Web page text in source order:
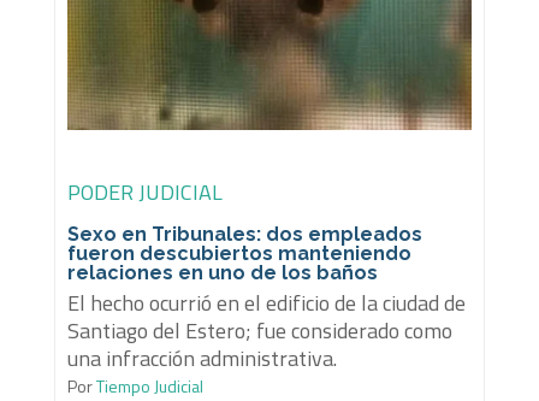
PODER JUDICIAL
Sexo en Tribunales: dos empleados
fueron descubiertos manteniendo
relaciones en uno de los baños
El hecho ocurrió en el edificio de la ciudad de
Santiago del Estero; fue considerado como
una infracción administrativa.
PorTiempo Judicial